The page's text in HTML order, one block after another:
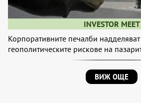
INVESTOR MEET
Корпоративните печалби
геополитическите рискове на
ВИЖ ОЩЕ